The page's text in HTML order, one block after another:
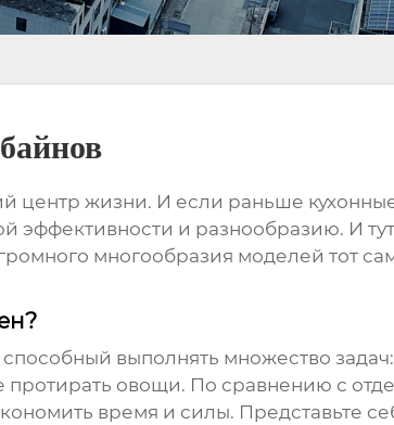
центр жизни. И если раньше
эффективности и разнообразию. И
многообразия моделей тот
выполнять множество задач:
протирать овощи. По сравнению с
время и силы. Представьте